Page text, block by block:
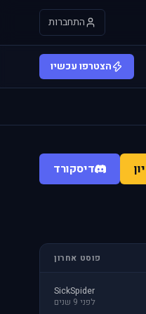
התחברות
הצטרפו עכשיו
דיסקורד
פוסט אחרון
SickSpider
לפני 9 שנים